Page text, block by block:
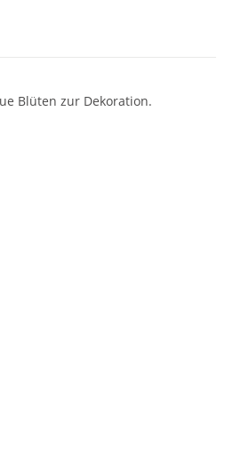
Blüten zur Dekoration.